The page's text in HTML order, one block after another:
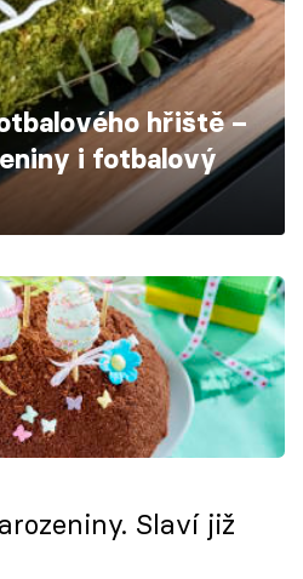
hřiště –
i fotbalový
Slaví již